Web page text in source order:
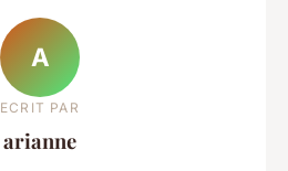
A
ECRIT PAR
arianne